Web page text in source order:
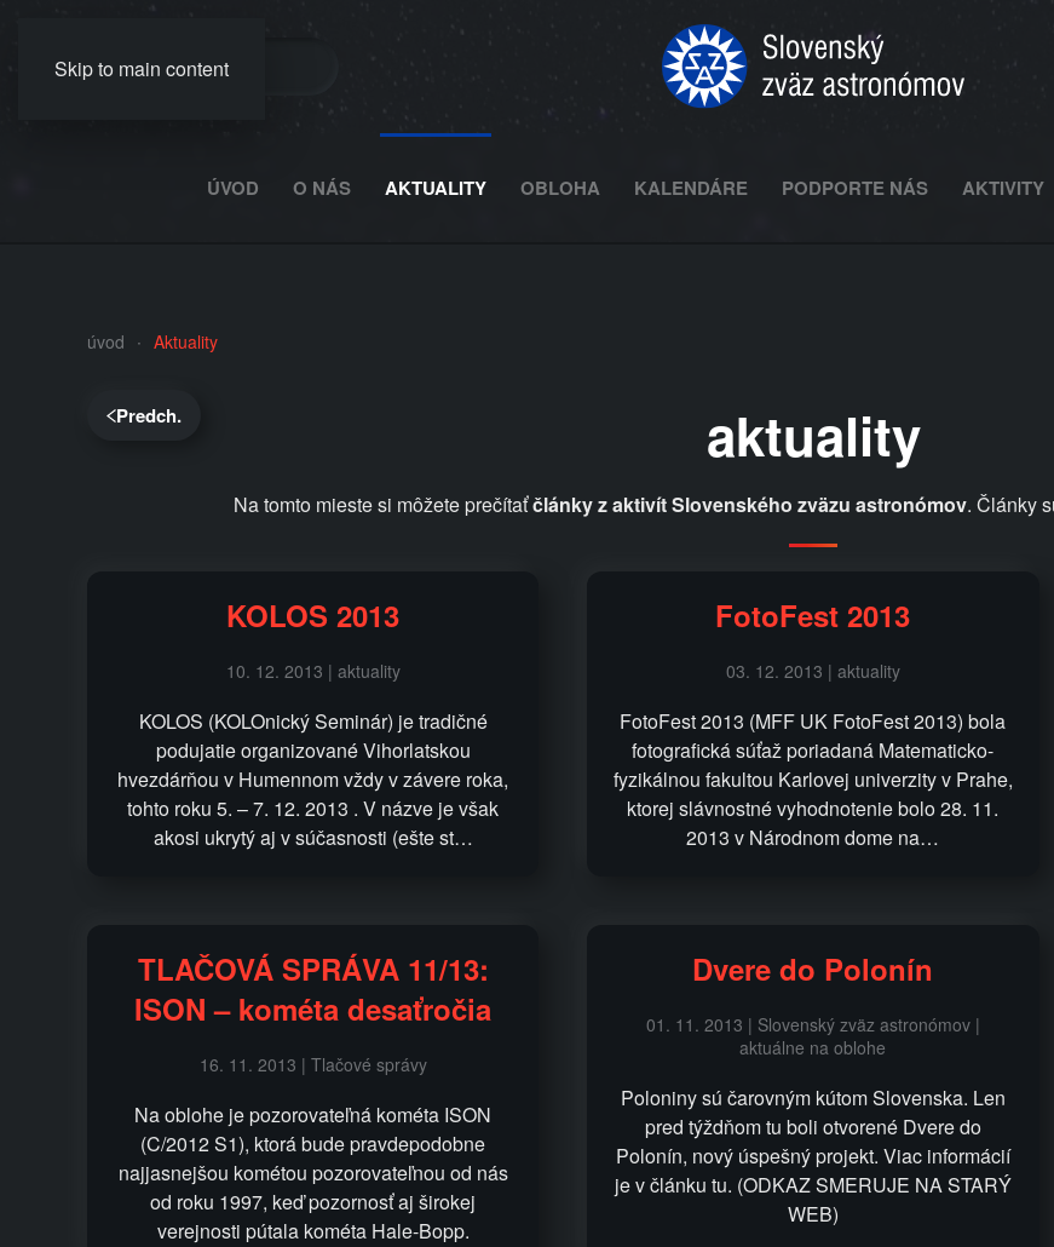
Skip to main content
ÚVOD O NÁS AKTUALITY OBLOHA KALENDÁRE PODPORTE NÁS AKTIVITY
úvod Aktuality
Predch. aktuality
Na tomto mieste si môžete prečítaťčlánky z aktivít Slovenského zväzu astronómov. Články
KOLOS 2013
10. 12. 2013 | aktuality
KOLOS (KOLOnický Seminár) je tradičné
podujatie organizované Vihorlatskou
hvezdárňou v Humennom vždy v závere roka,
tohto roku 5. – 7. 12. 2013 . V názve je však
akosi ukrytý aj v súčasnosti (ešte st…
FotoFest 2013
03. 12. 2013 | aktuality
FotoFest 2013 (MFF UK FotoFest 2013) bola
fotografická súťaž poriadaná Matematicko-
fyzikálnou fakultou Karlovej univerzity v Prahe,
ktorej slávnostné vyhodnotenie bolo 28. 11.
2013 v Národnom dome na…
TLAČOVÁ SPRÁVA 11/13:
ISON – kométa desaťročia
16. 11. 2013 | Tlačové správy
Na oblohe je pozorovateľná kométa ISON
(C/2012 S1), ktorá bude pravdepodobne
najjasnejšou kométou pozorovateľnou od nás
od roku 1997, keď pozornosť aj širokej
verejnosti pútala kométa Hale-Bopp.
Dvere do Polonín
01. 11. 2013 | Slovenský zväz astronómov |
aktuálne na oblohe
Poloniny sú čarovným kútom Slovenska. Len
pred týždňom tu boli otvorené Dvere do
Polonín, nový úspešný projekt. Viac informácií
je v článku tu. (ODKAZ SMERUJE NA STARÝ
WEB)